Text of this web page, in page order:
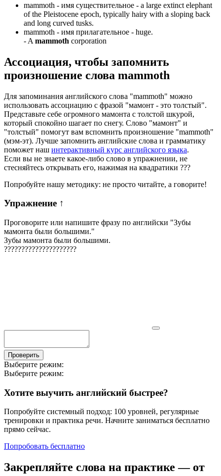
mammoth - имя существительное - a large extinct elephant
of the Pleistocene epoch, typically hairy with a sloping back
and long curved tusks.
mammoth - имя прилагательное - huge.
- A mammoth corporation
Ассоциация, чтобы запомнить
произношение слова mammoth
Для запоминания английского слова "mammoth" можно
использовать ассоциацию с фразой "мамонт - это толстый".
Представьте себе огромного мамонта с толстой шкурой,
который спокойно шагает по снегу. Слово "мамонт" и
"толстый" помогут вам вспомнить произношение "mammoth"
(мэм-эт). Лучше запомнить английские слова и грамматику
поможет наш интерактивный курс английского языка.
Если вы не знаете какое-либо слово в упражнении, не
стесняйтесь открывать его, нажимая на квадратики ???
Попробуйте нашу методику: не просто читайте, а говорите!
Упражнение ↑
Проговорите или напишите фразу по английски "Зубы
мамонта были большими."
Зубы мамонта были большими.
?????????????????????
Проверить
Выберите режим:
Выберите режим:
Хотите выучить английский быстрее?
Попробуйте системный подход: 100 уровней, регулярные
тренировки и практика речи. Начните заниматься бесплатно
прямо сейчас.
Попробовать бесплатно
Закрепляйте слова на практике — от